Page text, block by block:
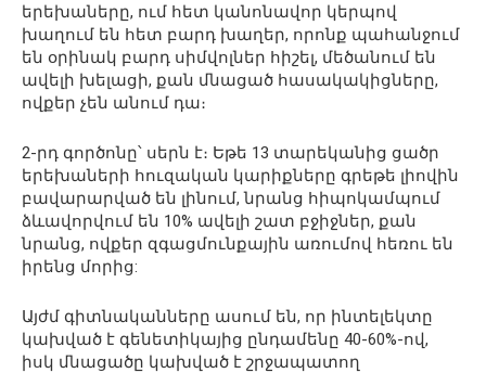
երեխաները, ում հետ կանոնավոր կերպով
խաղում են հետ բարդ խաղեր, որոնք պահանջում
են օրինակ բարդ սիմվոլներ հիշել, մեծանում են
ավելի խելացի, քան մնացած հասակակիցները,
ովքեր չեն անում դա։
2-րդ գործոնը՝ սերն է։ Եթե 13 տարեկանից ցածր
երեխաների հուզական կարիքները գրեթե լիովին
բավարարված են լինում, նրանց հիպոկամպում
ձևավորվում են 10% ավելի շատ բջիջներ, քան
նրանց, ովքեր զգացմունքային առումով հեռու են
իրենց մորից:
Այժմ գիտնականները ասում են, որ ինտելեկտը
կախված է գենետիկայից ընդամենը 40-60%-ով,
իսկ մնացածը կախված է շրջապատող